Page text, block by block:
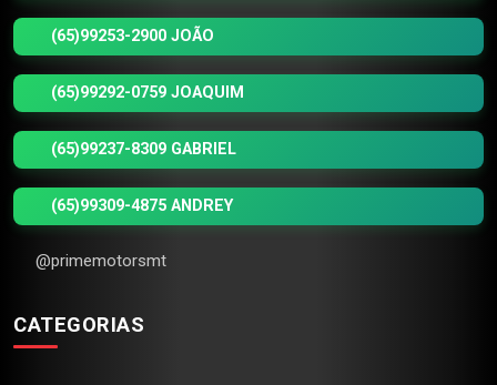
(65)99253-2900 JOÃO
(65)99292-0759 JOAQUIM
(65)99237-8309 GABRIEL
(65)99309-4875 ANDREY
@primemotorsmt
CATEGORIAS